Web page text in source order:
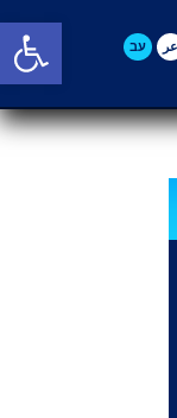
פתח العربية>עברית>